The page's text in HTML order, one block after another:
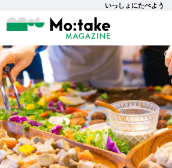
いっしょにたべよう